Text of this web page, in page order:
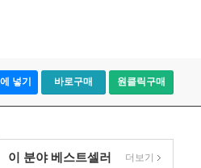
넣기 바로구매 원클릭구매
이 분야 베스트셀러 더보기